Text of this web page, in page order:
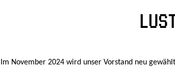
Im November 2024 wird unser Vorstand neu